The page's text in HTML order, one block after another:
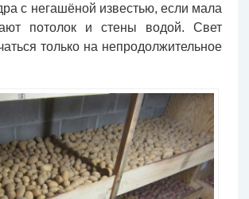
с негашёной известью, если мала
потолок и стены водой. Свет
только на непродолжительное